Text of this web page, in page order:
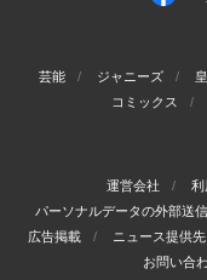
芸能 ジャニーズ
コミックス
運営会社 利
パーソナルデータの外部送
広告掲載
ニュース提供先
お問い合